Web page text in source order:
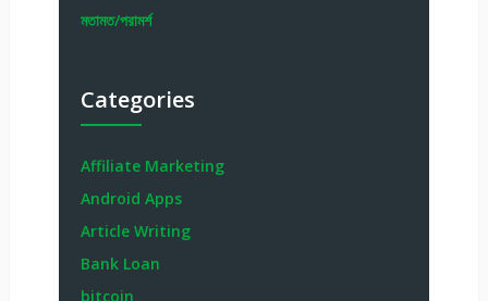
মতামত/পরামর্শ
Categories
Affiliate Marketing
Android Apps
Article Writing
Bank Loan
bitcoin